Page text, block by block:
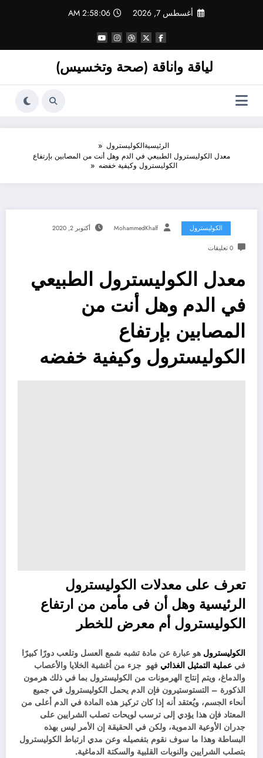
أغسطس 7, 2026 2:58:06 AM
لياقة واناقة (صحة وتخسيس)
الرئيسيةالكوليسترول
معدل الكوليسترول الطبيعي في الدم وهل أنت من المصابين بإرتفاع
الكوليسترول وكيفية خفضه
الكوليسترول MohammedKhalf أكتوبر 2, 2020
0 تعليقات
معدل الكوليسترول الطبيعي
في الدم وهل أنت من
المصابين بإرتفاع
الكوليسترول وكيفية خفضه
تعرف على معدلات الكوليسترول
الرئيسية وهل أن فى مأمن من ارتفاع
الكوليسترول أم معرض للخطر
الكوليسترول هو عبارة عن مادة تشبه شمع العسل وتلعب دورًا كبيرًا
في عملية التمثيل الغذائي فهو جزء من أغشية الخلايا والأعصاب
والدماغ، ويتم إنتاج الهرمونات من الكوليسترول بما في ذلك هرمون
الذكورة – التستوستيرون فإن الدم يحمل الكوليسترول في جميع
أنحاء الجسم، ويُعتقد أنه إذا كان تركيز هذه المادة في الدم أعلى من
المعتاد فإن هذا يؤدي إلى ترسب لويحات تصلب الشرايين على
جدران الأوعية الدموية، ولكن في الحقيقة إن الأمر ليس بهذه
البساطة وهذا ما سوف نقوم بتفصيله وعن مدي ارتباط الكوليسترول
بتصلب الشرايين والنوبات القلبية والسكتة الدماغية.